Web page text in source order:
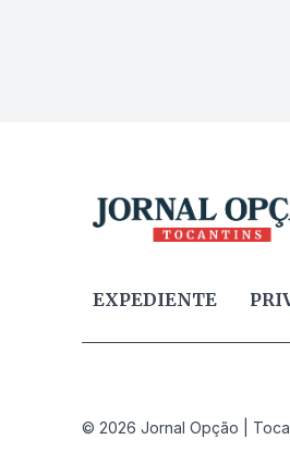
EXPEDIENTE
© 2026 Jornal Opção |